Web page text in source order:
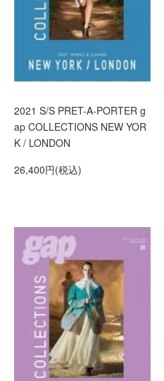
2021 S/S PRET-A-PORTER g
ap COLLECTIONS NEW YOR
K / LONDON
26,400円(税込)